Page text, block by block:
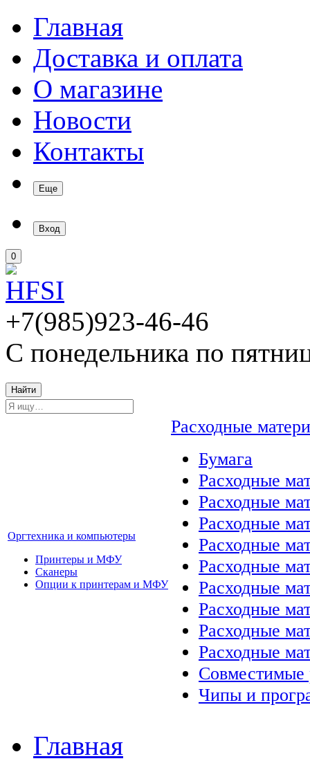
Главная
Доставка и оплата
О магазине
Новости
Контакты
Еще
Вход
0
+7(985)923-46-46
С понедельника по
Найти
Оргтехника и компьютеры
Принтеры и МФУ
Сканеры
Опции к принтерам и МФУ
Расходные
Бумага
Расходные
Расходные
Расходные
Расходные
Расходные
Расходные
Расходные
Расходные
Расходные
Совместимые
Чипы и
Главная